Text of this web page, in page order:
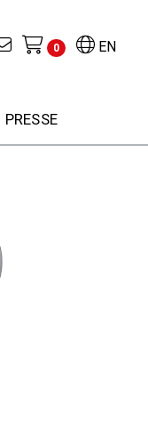
EN
0
PRESSE